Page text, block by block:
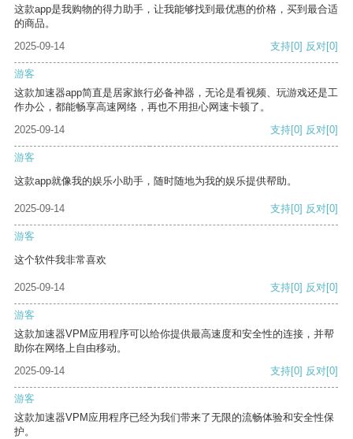
这款app是我购物的得力助手，让我能够找到最优惠的价格，买到最合适
的商品。
2025-09-14
支持[0] 反对[0]
游客
这款加速器app简直是居家旅行必备神器，无论是看视频、玩游戏还是工
作办公，都能畅享高速网络，再也不用担心网速卡顿了。
2025-09-14
支持[0] 反对[0]
游客
这款app就像我的娱乐小助手，随时随地为我的娱乐提供帮助。
2025-09-14 支持[0] 反对[0]
游客
这个软件我非常喜欢
2025-09-14 支持[0] 反对[0]
游客
这款加速器VPM应用程序可以给你提供最高速度和安全性的连接，并帮
助你在网络上自由移动。
2025-09-14
支持[0] 反对[0]
游客
这款加速器VPM应用程序已经为我们带来了无限的流畅体验和安全性保
护。